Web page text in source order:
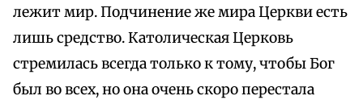
лежит мир. Подчинение же мира Церкви есть
лишь средство. Католическая Церковь
стремилась всегда только к тому, чтобы Бог
был во всех, но она очень скоро перестала